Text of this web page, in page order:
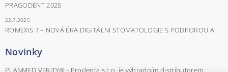
PRAGODENT 2025
22.7.2025
ROMEXIS 7 – NOVÁ ÉRA DIGITÁLNÍ STOMATOLOGIE S PODPOROU AI
Novinky
PLANMED VERITY® - Prodenta s.r.o. je výhradním distributorem